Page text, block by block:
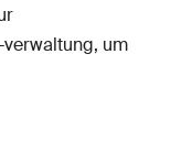
um